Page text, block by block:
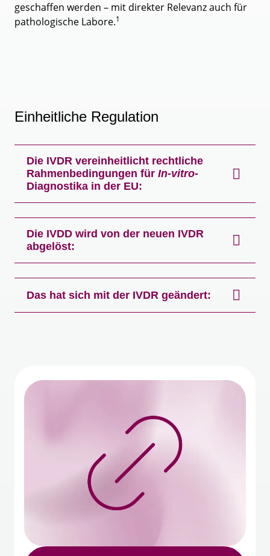
geschaffen werden – mit direkter Relevanz auch für
pathologische Labore.1
Einheitliche Regulation
Die IVDR vereinheitlicht rechtliche
Rahmenbedingungen für In-vitro-
Diagnostika in der EU:
Die IVDD wird von der neuen IVDR
abgelöst:
Das hat sich mit der IVDR geändert: